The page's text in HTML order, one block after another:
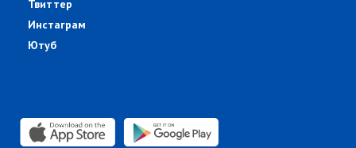
Твиттер
Инстаграм
Ютуб